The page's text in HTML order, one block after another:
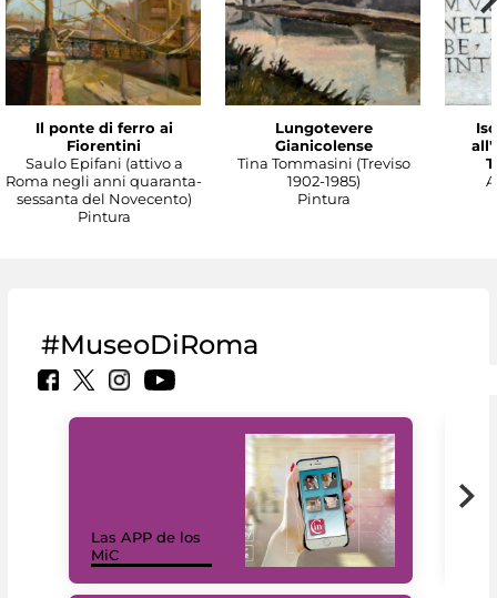
Il ponte di ferro ai
Fiorentini
Saulo Epifani (attivo a
Roma negli anni quaranta-
sessanta del Novecento)
Pintura
Lungotevere
Gianicolense
Tina Tommasini (Treviso
1902-1985)
Pintura
#MuseoDiRoma
Las APP de los
MiC